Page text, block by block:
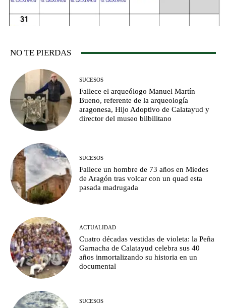
NO TE PIERDAS
SUCESOS
Fallece el arqueólogo Manuel Martín
Bueno, referente de la arqueología
aragonesa, Hijo Adoptivo de Calatayud y
director del museo bilbilitano
SUCESOS
Fallece un hombre de 73 años en Miedes
de Aragón tras volcar con un quad esta
pasada madrugada
ACTUALIDAD
Cuatro décadas vestidas de violeta: la Peña
Garnacha de Calatayud celebra sus 40
años inmortalizando su historia en un
documental
SUCESOS